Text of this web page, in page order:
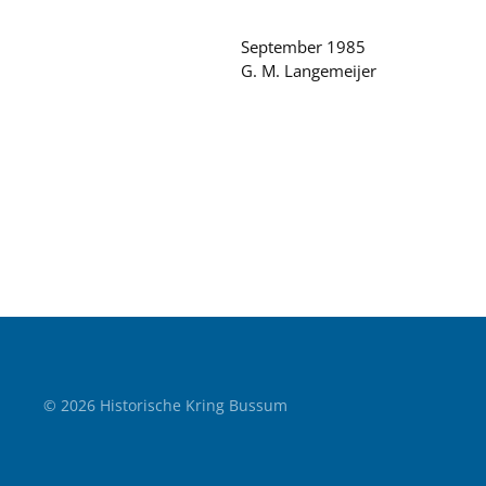
September 1985
G. M. Langemeijer
© 2026 Historische Kring Bussum